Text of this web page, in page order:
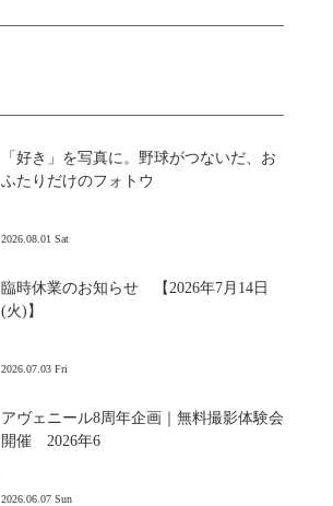
「好き」を写真に。野球がつないだ、お
ふたりだけのフォトウ
2026.08.01 Sat
臨時休業のお知らせ 【2026年7月14日
(火)】
2026.07.03 Fri
アヴェニール8周年企画｜無料撮影体験会
開催 2026年6
2026.06.07 Sun